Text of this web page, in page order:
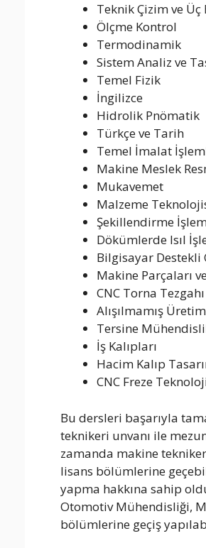
Teknik Çizim ve
Ölçme Kontrol
Termodinamik
Sistem Analiz ve
Temel Fizik
İngilizce
Hidrolik Pnömatik
Türkçe ve Tarih
Temel İmalat
Makine Meslek
Mukavemet
Malzeme
Şekillendirme
Dökümlerde Isıl
Bilgisayar Destekli
Makine Parçaları
CNC Torna
Alışılmamış
Tersine
İş Kalıpları
Hacim Kalıp
CNC Freze
Bu dersleri başarıyla
teknikeri unvanı ile
zamanda makine
lisans bölümlerine
yapma hakkına sahip
Otomotiv Mühendisliği,
bölümlerine geçiş